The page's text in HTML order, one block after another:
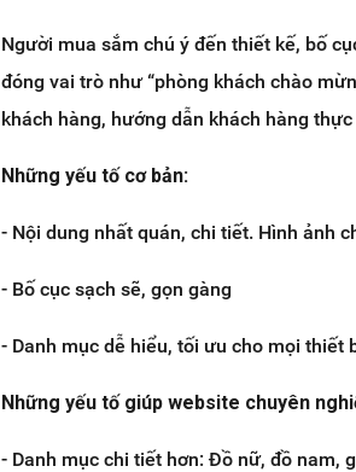
Người mua sắm chú ý đến thiết kế, bố
đóng vai trò như “phòng khách chào
khách hàng, hướng dẫn khách hàng
Những yếu tố cơ bản:
- Nội dung nhất quán, chi tiết. Hình ảnh
- Bố cục sạch sẽ, gọn gàng
- Danh mục dễ hiểu, tối ưu cho mọi thiết
Những yếu tố giúp website chuyên
- Danh mục chi tiết hơn: Đồ nữ, đồ nam,